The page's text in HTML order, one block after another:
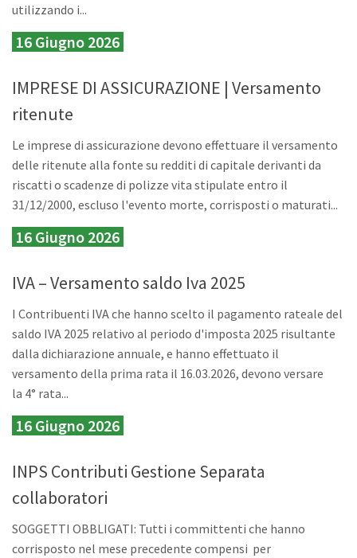
utilizzando i...
16 Giugno 2026
IMPRESE DI ASSICURAZIONE | Versamento
ritenute
Le imprese di assicurazione devono effettuare il versamento
delle ritenute alla fonte su redditi di capitale derivanti da
riscatti o scadenze di polizze vita stipulate entro il
31/12/2000, escluso l'evento morte, corrisposti o maturati...
16 Giugno 2026
IVA – Versamento saldo Iva 2025
I Contribuenti IVA che hanno scelto il pagamento rateale del
saldo IVA 2025 relativo al periodo d'imposta 2025 risultante
dalla dichiarazione annuale, e hanno effettuato il
versamento della prima rata il 16.03.2026, devono versare
la 4° rata...
16 Giugno 2026
INPS Contributi Gestione Separata
collaboratori
SOGGETTI OBBLIGATI: Tutti i committenti che hanno
corrisposto nel mese precedente compensi per